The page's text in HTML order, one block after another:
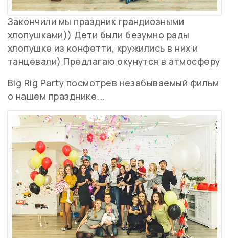
Закончили мы праздник грандиозными
хлопушками)) Дети были безумно рады
хлопушке из конфетти, кружились в них и
танцевали) Предлагаю окунутся в атмосферу
Big Rig Party посмотрев незабываемый фильм
о нашем празднике...